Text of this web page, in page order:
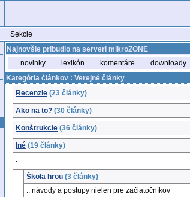
Sekcie
Najnovšie pribudlo na serveri mikroZONE
novinky
lexikón komentáre downloady
Kategória článkov : Verejné články
Recenzie (23 články)
Ako na to? (30 články)
Konštrukcie (36 články)
Iné (19 články)
.
Škola hrou (3 články)
.. návody a postupy nielen pre začiatočníkov